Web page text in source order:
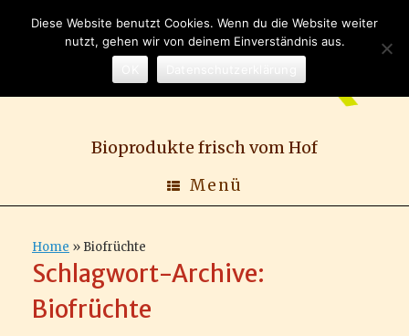
Inhalt
Bioprodukte frisch vom Hof
Menü
Home » Biofrüchte
Schlagwort-Archive:
Biofrüchte
Diese Website benutzt Cookies. Wenn du die Website weiter
nutzt, gehen wir von deinem Einverständnis aus.